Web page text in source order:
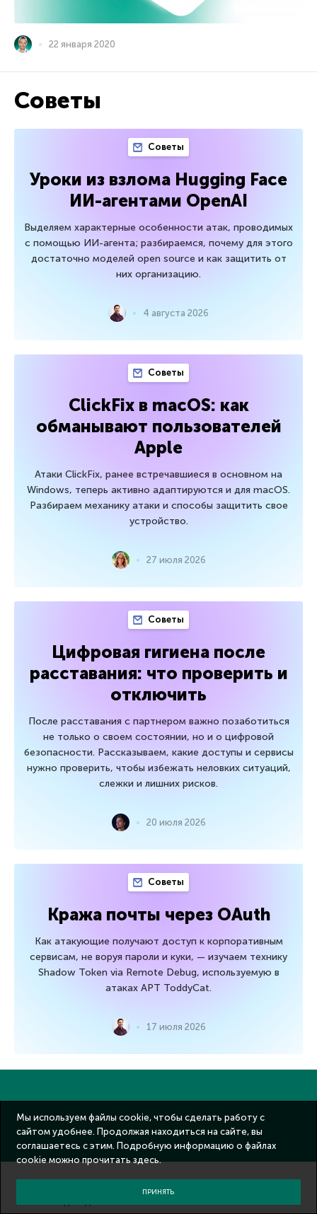
22 января 2020
Советы
Советы
Уроки из взлома Hugging Face
ИИ-агентами OpenAI
Выделяем характерные особенности атак, проводимых
с помощью ИИ-агента; разбираемся, почему для этого
достаточно моделей open source и как защитить от
них организацию.
4 августа 2026
Советы
ClickFix в macOS: как
обманывают пользователей
Apple
Атаки ClickFix, ранее встречавшиеся в основном на
Windows, теперь активно адаптируются и для macOS.
Разбираем механику атаки и способы защитить свое
устройство.
27 июля 2026
Советы
Цифровая гигиена после
расставания: что проверить и
отключить
После расставания с партнером важно позаботиться
не только о своем состоянии, но и о цифровой
безопасности. Рассказываем, какие доступы и сервисы
нужно проверить, чтобы избежать неловких ситуаций,
слежки и лишних рисков.
20 июля 2026
Советы
Кража почты через OAuth
Как атакующие получают доступ к корпоративным
сервисам, не воруя пароли и куки, — изучаем технику
Shadow Token via Remote Debug, используемую в
атаках APT ToddyCat.
17 июля 2026
Решения для дома
Мы используем файлы cookie, чтобы сделать работу с
сайтом удобнее. Продолжая находиться на сайте, вы
соглашаетесь с этим. Подробную информацию о файлах
cookie можно прочитатьздесь.
ПРИНЯТЬ